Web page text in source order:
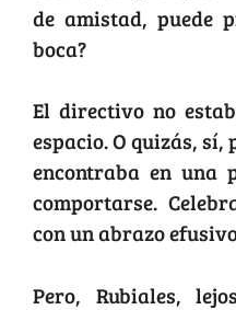
de amistad, puede
boca?
El directivo no
espacio. O quizás, sí,
encontraba en una
comportarse.
con un abrazo
Pero, Rubiales,